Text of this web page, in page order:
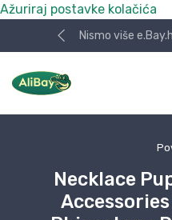
Ažuriraj postavke kolačića
Nismo više
Necklace